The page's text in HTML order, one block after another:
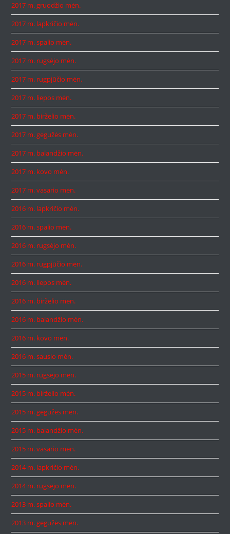
2017 m. gruodžio mėn.
2017 m. lapkričio mėn.
2017 m. spalio mėn.
2017 m. rugsėjo mėn.
2017 m. rugpjūčio mėn.
2017 m. liepos mėn.
2017 m. birželio mėn.
2017 m. gegužės mėn.
2017 m. balandžio mėn.
2017 m. kovo mėn.
2017 m. vasario mėn.
2016 m. lapkričio mėn.
2016 m. spalio mėn.
2016 m. rugsėjo mėn.
2016 m. rugpjūčio mėn.
2016 m. liepos mėn.
2016 m. birželio mėn.
2016 m. balandžio mėn.
2016 m. kovo mėn.
2016 m. sausio mėn.
2015 m. rugsėjo mėn.
2015 m. birželio mėn.
2015 m. gegužės mėn.
2015 m. balandžio mėn.
2015 m. vasario mėn.
2014 m. lapkričio mėn.
2014 m. rugsėjo mėn.
2013 m. spalio mėn.
2013 m. gegužės mėn.